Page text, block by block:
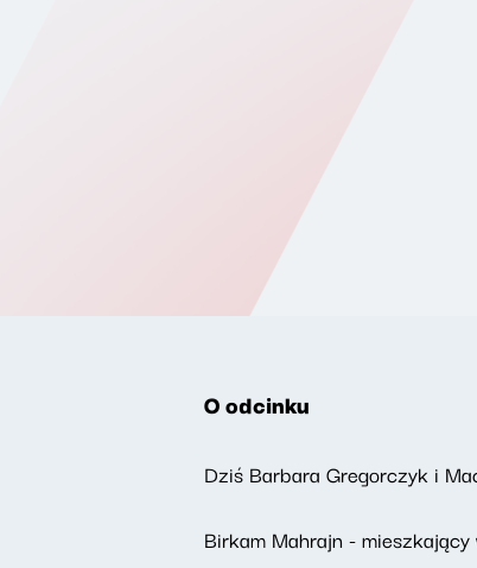
O odcinku
Dziś Barbara Gregorczyk i
Birkam Mahrajn -